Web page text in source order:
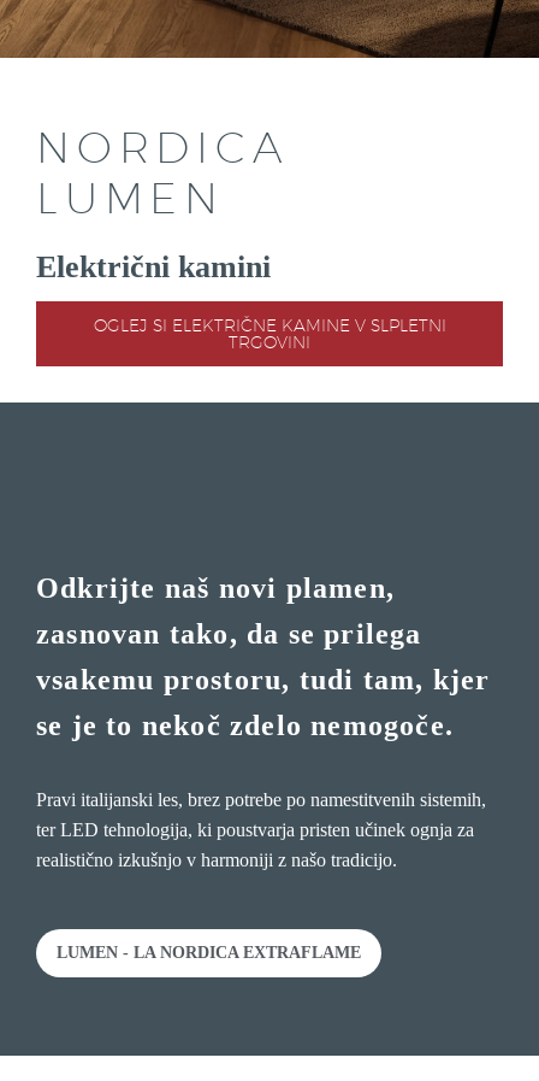
NORDICA
LUMEN
Električni kamini
OGLEJ SI ELEKTRIČNE KAMINE V SLPLETNI
TRGOVINI
Odkrijte naš novi plamen,
zasnovan tako, da se prilega
vsakemu prostoru, tudi tam, kjer
se je to nekoč zdelo nemogoče.
Pravi italijanski les, brez potrebe po namestitvenih sistemih,
ter LED tehnologija, ki poustvarja pristen učinek ognja za
realistično izkušnjo v harmoniji z našo tradicijo.
LUMEN - LA NORDICA EXTRAFLAME